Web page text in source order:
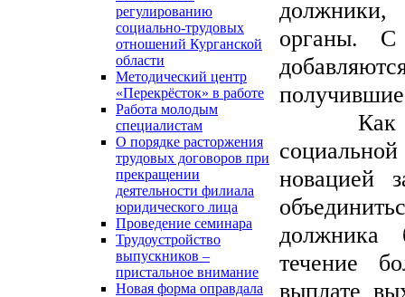
регулированию
социально-трудовых
отношений Курганской
области
Методический центр
«Перекрёсток» в работе
Работа молодым
специалистам
О порядке расторжения
трудовых договоров при
прекращении
деятельности филиала
юридического лица
Проведение семинара
Трудоустройство
выпускников –
пристальное внимание
Новая форма оправдала
должники,
органы. С
Как
новацией
должника
течение
выплате